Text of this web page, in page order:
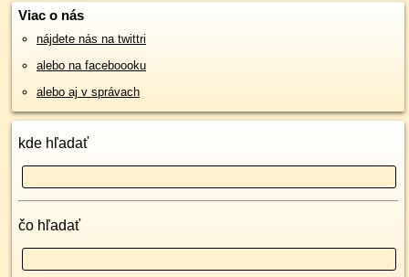
Viac o nás
nájdete nás na twittri
alebo na faceboooku
alebo aj v správach
kde hľadať
čo hľadať